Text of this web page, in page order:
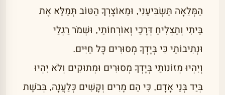
הַמְּלֵאָה תַּשְׂבִּיעֵנִי, וּמֵאוֹצָרְךָ הַטּוֹב תְּמַלֵּא אֶת
בֵּיתִי וְתַצְלִיחַ דְּרָכַי וְאוֹרְחוֹתַי, וּשְׁמֹר רַגְלַי
וּנְתִיבוֹתַי כִּי בְּיָדְךָ מְסוּרִים כָּל חַיִּים.
וְיִהְיוּ מְזוֹנוֹתַי בְּיָדְךָ מְסוּרִים וּמְתוּקִים וְלֹא יִהְיוּ
בְּיַד בְּנֵי אָדָם, כִּי הֵם מָרִים וְקָשִׁים כְּלַעֲנָה, בְּבֹשֶׁת